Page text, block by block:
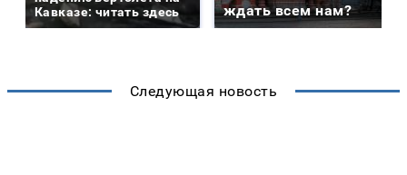
Кавказе: читать здесь
ждать всем нам?
Следующая новость